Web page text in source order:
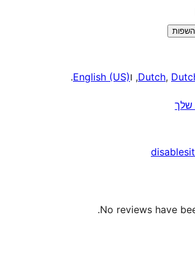
Dutch, , וEnglish (US)
.
שלך
disable
No reviews have